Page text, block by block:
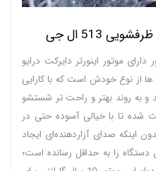
513 ال جی
دارای موتور اینورتر دایرکت درایو
از نوع خودش است که با کارایی
و به روند بهتر و راحت تر شستشو
44 دسی‌بل باعث شده تا با خیالی آسوده حتی در
اینکه صدای آزاردهنده‌ای ایجاد
دستگاه را به حداقل رسانده است؛